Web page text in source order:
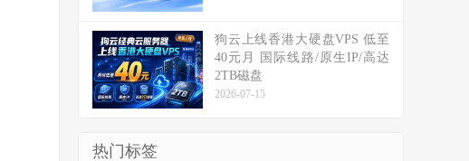
狗云上线香港大硬盘VPS 低至
40元月 国际线路/原生IP/高达
2TB磁盘
2026-07-15
热门标签